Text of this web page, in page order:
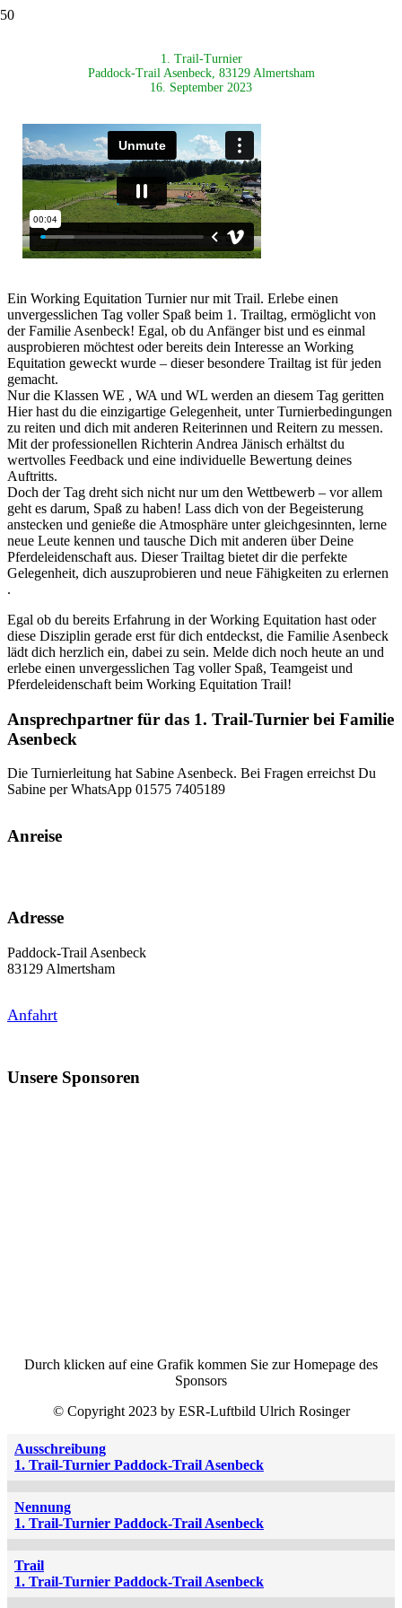
1. Trail-Turnier
Paddock-Trail Asenbeck, 83129 Almertsham
16. September 2023
Ein Working Equitation Turnier nur mit Trail. Erlebe einen
unvergesslichen Tag voller Spaß beim 1. Trailtag, ermöglicht von
der Familie Asenbeck! Egal, ob du Anfänger bist und es einmal
ausprobieren möchtest oder bereits dein Interesse an Working
Equitation geweckt wurde – dieser besondere Trailtag ist für jeden
gemacht.
Nur die Klassen WE , WA und WL werden an diesem Tag geritten
Hier hast du die einzigartige Gelegenheit, unter Turnierbedingungen
zu reiten und dich mit anderen Reiterinnen und Reitern zu messen.
Mit der professionellen Richterin Andrea Jänisch erhältst du
wertvolles Feedback und eine individuelle Bewertung deines
Auftritts.
Doch der Tag dreht sich nicht nur um den Wettbewerb – vor allem
geht es darum, Spaß zu haben! Lass dich von der Begeisterung
anstecken und genieße die Atmosphäre unter gleichgesinnten, lerne
neue Leute kennen und tausche Dich mit anderen über Deine
Pferdeleidenschaft aus. Dieser Trailtag bietet dir die perfekte
Gelegenheit, dich auszuprobieren und neue Fähigkeiten zu erlernen
.
Egal ob du bereits Erfahrung in der Working Equitation hast oder
diese Disziplin gerade erst für dich entdeckst, die Familie Asenbeck
lädt dich herzlich ein, dabei zu sein. Melde dich noch heute an und
erlebe einen unvergesslichen Tag voller Spaß, Teamgeist und
Pferdeleidenschaft beim Working Equitation Trail!
Ansprechpartner für das 1. Trail-Turnier bei Familie
Asenbeck
Die Turnierleitung hat Sabine Asenbeck. Bei Fragen erreichst Du
Sabine per WhatsApp 01575 7405189
Anreise
Adresse
Paddock-Trail Asenbeck
83129 Almertsham
Anfahrt
Unsere Sponsoren
Durch klicken auf eine Grafik kommen Sie zur Homepage des
Sponsors
© Copyright 2023 by ESR-Luftbild Ulrich Rosinger
Ausschreibung
1. Trail-Turnier Paddock-Trail Asenbeck
Nennung
1. Trail-Turnier Paddock-Trail Asenbeck
Trail
1. Trail-Turnier Paddock-Trail Asenbeck